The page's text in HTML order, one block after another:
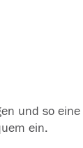
und so eine
ein.